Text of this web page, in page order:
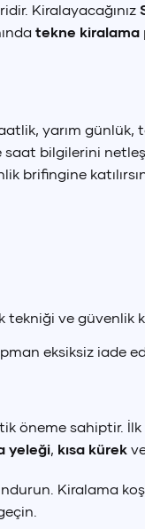
Kiralayacağınız
tekne kiralama
yarım
bilgilerini
brifingine
ve güvenlik
eksiksiz iade
öneme sahiptir.
yeleği, kısa kürek
Kiralama